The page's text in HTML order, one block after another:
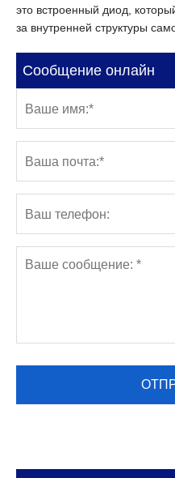
это встроенный диод,
за внутренней структуры
Сообщение онлайн